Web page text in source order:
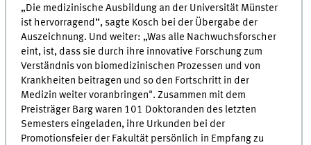
„Die medizinische Ausbildung an der Universität Münster
ist hervorragend“, sagte Kosch bei der Übergabe der
Auszeichnung. Und weiter: „Was alle Nachwuchsforscher
eint, ist, dass sie durch ihre innovative Forschung zum
Verständnis von biomedizinischen Prozessen und von
Krankheiten beitragen und so den Fortschritt in der
Medizin weiter voranbringen". Zusammen mit dem
Preisträger Barg waren 101 Doktoranden des letzten
Semesters eingeladen, ihre Urkunden bei der
Promotionsfeier der Fakultät persönlich in Empfang zu